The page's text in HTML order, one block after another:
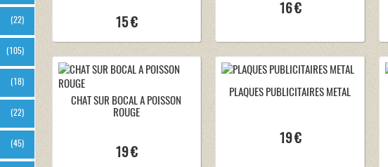
(22)
(105)
(18)
(22)
(45)
15 €
16 €
CHAT SUR BOCAL A POISSON
ROUGE
19 €
PLAQUES PUBLICITAIRES METAL
19 €